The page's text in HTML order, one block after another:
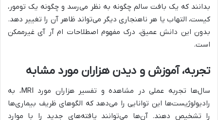
بدانند که یک بافت سالم چگونه به نظر می‌رسد و چگونه یک تومور،
کیست، التهاب یا هر ناهنجاری دیگر می‌تواند ظاهر آن را تغییر دهد.
بدون این دانش عمیق، درک مفهوم اصطلاحات ام آر آی غیرممکن
است.
تجربه، آموزش و دیدن هزاران مورد مشابه
سال‌ها تجربه عملی در مشاهده و تفسیر هزاران مورد MRI، به
رادیولوژیست‌ها این توانایی را می‌دهد که الگوهای ظریف بیماری‌ها
را تشخیص دهند. آن‌ها می‌توانند یافته‌های جدید را با موارد